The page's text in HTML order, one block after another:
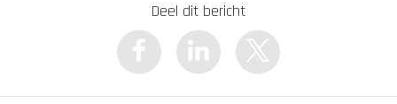
Deel dit bericht